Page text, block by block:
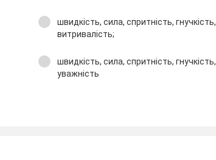
швидкість, сила, спритність, гнучкість,
витривалість;
швидкість, сила, спритність, гнучкість,
уважність